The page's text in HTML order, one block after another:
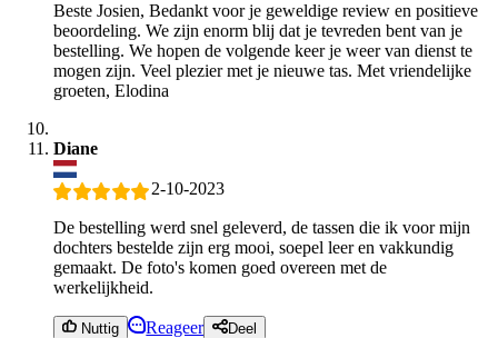
Beste Josien, Bedankt voor je geweldige review en positieve
beoordeling. We zijn enorm blij dat je tevreden bent van je
bestelling. We hopen de volgende keer je weer van dienst te
mogen zijn. Veel plezier met je nieuwe tas. Met vriendelijke
groeten, Elodina
Diane
2-10-2023
De bestelling werd snel geleverd, de tassen die ik voor mijn
dochters bestelde zijn erg mooi, soepel leer en vakkundig
gemaakt. De foto's komen goed overeen met de
werkelijkheid.
Nuttig Reageer Deel